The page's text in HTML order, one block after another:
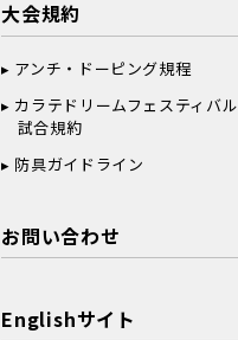
大会規約
アンチ・ドーピング規程
カラテドリームフェスティバル
試合規約
防具ガイドライン
お問い合わせ
Englishサイト